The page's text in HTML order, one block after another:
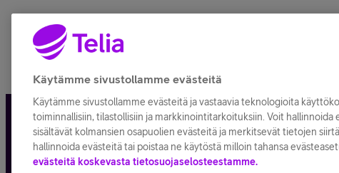
Tietosuoja ja -turva Tilauksen
Käytämme sivustollamme evästeitä
Käytämme sivustollamme evästeitä ja vastaavia teknologioita
toiminnallisiin, tilastollisiin ja markkinointitarkoituksiin. Voit hallinnoida
sisältävät kolmansien osapuolien evästeitä ja merkitsevät tietojen
hallinnoida evästeitä tai poistaa ne käytöstä milloin tahansa
evästeitä koskevasta tietosuojaselosteestamme.